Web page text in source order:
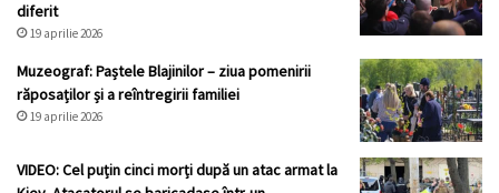
diferit
19 aprilie 2026
Muzeograf: Paștele Blajinilor – ziua pomenirii
răposaților și a reîntregirii familiei
19 aprilie 2026
VIDEO: Cel puțin cinci morți după un atac armat la